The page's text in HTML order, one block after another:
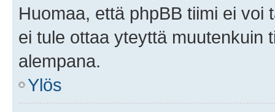
Huomaa, että phpBB tiimi ei
ei tule ottaa yteyttä muutenkuin
alempana.
Ylös